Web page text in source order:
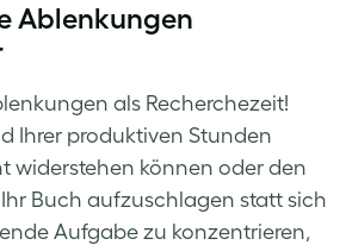
Ablenkungen
als Recherchezeit!
Ihrer produktiven Stunden
widerstehen können oder den
Buch aufzuschlagen statt sich
Aufgabe zu konzentrieren,